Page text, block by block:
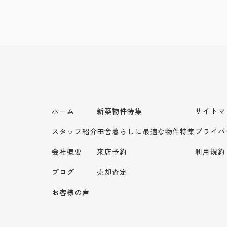
ホーム
スタッフ紹介
会社概要
ブログ
お客様の声
新築物件特集
田舎暮らしに最適な物件特集
来店予約
売却査定
サイト
プライ
利用規約